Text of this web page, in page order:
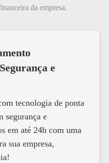
da empresa.
e
tecnologia de ponta
segurança e
em até 24h com uma
sua empresa,